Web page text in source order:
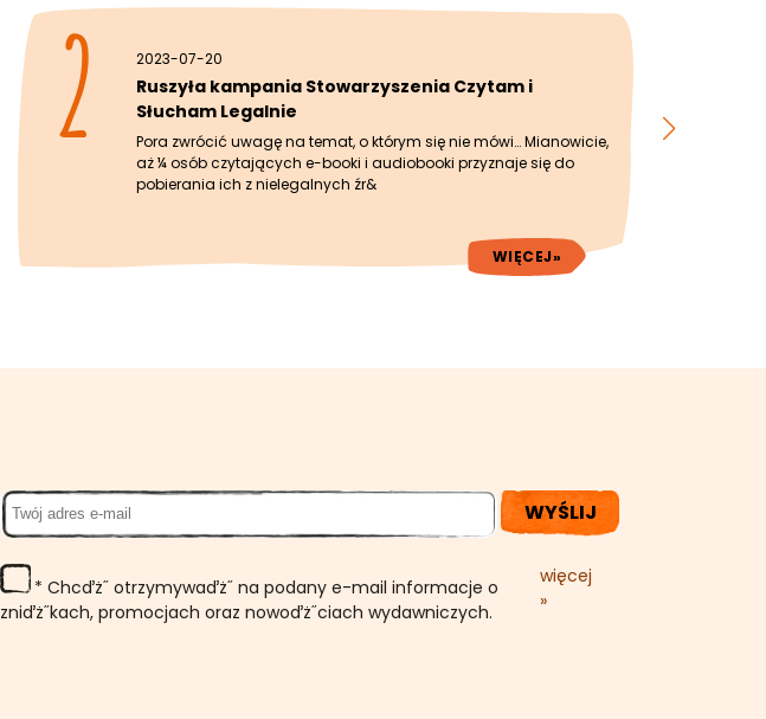
2 2023-07-20
Ruszyła kampania Stowarzyszenia Czytam i
Słucham Legalnie
Pora zwrócić uwagę na temat, o którym się nie mówi… Mianowicie,
aż ¼ osób czytających e-booki i audiobooki przyznaje się do
pobierania ich z nielegalnych źr&
WIĘCEJ»
WYŚLIJ
* Chcďż˝ otrzymywaďż˝ na podany e-mail informacje o
zniďż˝kach, promocjach oraz nowoďż˝ciach wydawniczych.
więcej
»